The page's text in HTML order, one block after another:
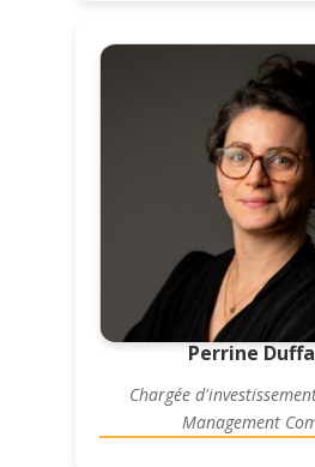
Perrine
Chargée
Management